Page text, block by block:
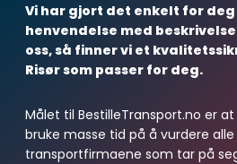
Vi har gjort det enkelt for deg
henvendelse med
oss, så finner vi et
Risør som passer for deg.
Målet til BestilleTransport.no er
bruke masse tid på å vurdere
transportfirmaene som tar på